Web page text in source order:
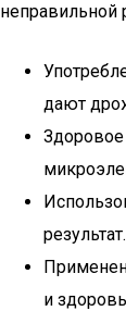
неправильной
дают
Здоровое
и